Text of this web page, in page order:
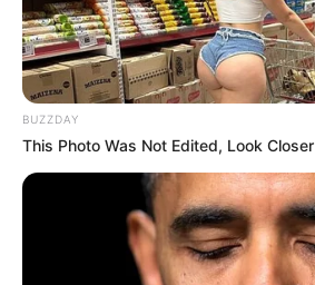
BUZZDAY
This Photo Was Not Edited, Look Closer